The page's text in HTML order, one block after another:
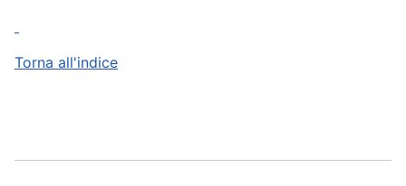
Torna all'indice